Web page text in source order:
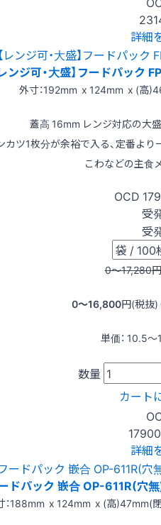
詳細
ンジ可・大盛】フードパッ
外寸：192mm x 124mm x (高
蓋高 16mm レンジ対応の大
カツ1枚分が余裕で入る、定番よ
こわなどの主食
OCD
受
受
0〜17,280円
0〜16,800円(税抜)
単価： 10.5〜
数量
カート
詳細
ドパック 嵌合 OP-611R(穴
：188mm x 124mm x (高)47mm(